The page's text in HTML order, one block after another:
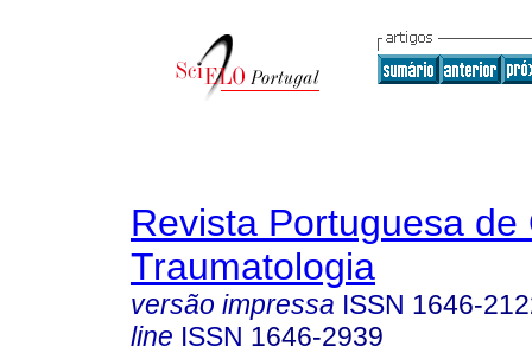
Revista Portuguesa de
Traumatologia
versão impressa ISSN 1646-
line ISSN 1646-2939